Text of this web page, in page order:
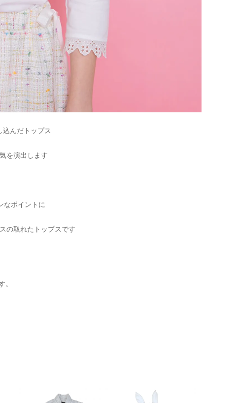
んだトップス
を演出します
なポイントに
の取れたトップスです
。